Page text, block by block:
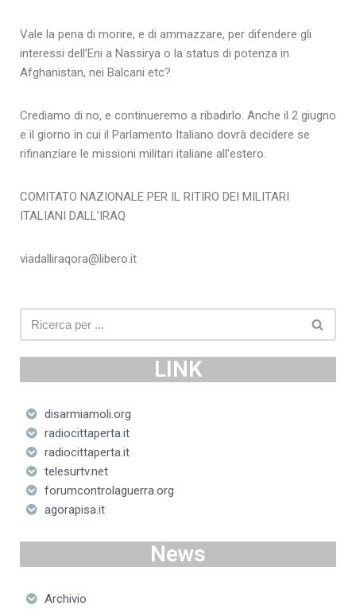
Vale la pena di morire, e di ammazzare, per difendere gli
interessi dell’Eni a Nassirya o la status di potenza in
Afghanistan, nei Balcani etc?
Crediamo di no, e continueremo a ribadirlo. Anche il 2 giugno
e il giorno in cui il Parlamento Italiano dovrà decidere se
rifinanziare le missioni militari italiane all’estero.
COMITATO NAZIONALE PER IL RITIRO DEI MILITARI
ITALIANI DALL’IRAQ
viadalliraqora@libero.it
LINK
disarmiamoli.org
radiocittaperta.it
radiocittaperta.it
telesurtv.net
forumcontrolaguerra.org
agorapisa.it
News
Archivio